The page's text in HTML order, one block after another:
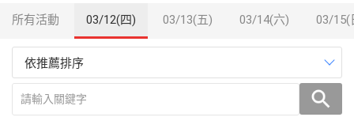
所有活動 03/12(四) 03/13(五) 03/14(六) 03/15(
依推薦排序